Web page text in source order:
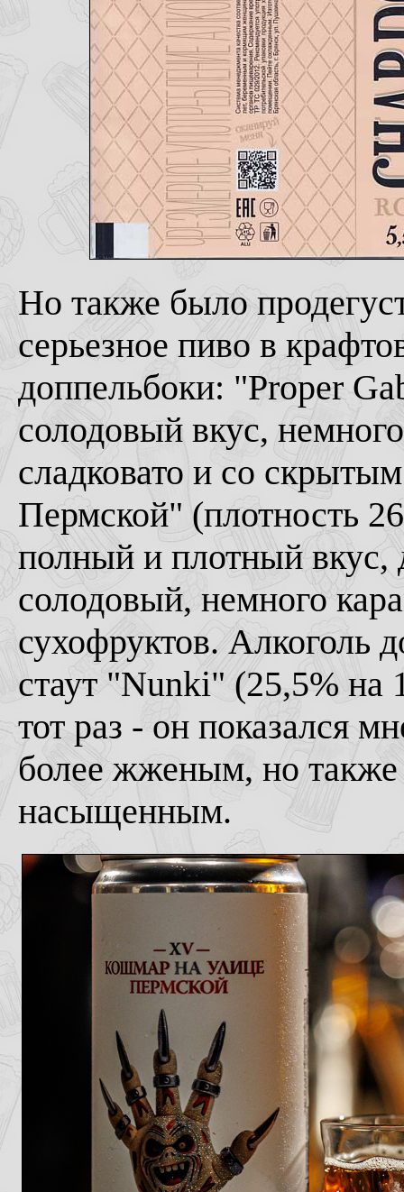
Но также было
серьезное пиво в
доппельбоки: "Proper
солодовый вкус,
сладковато и со
Пермской" (плотность
полный и плотный вкус,
солодовый, немного
сухофруктов. Алкоголь
стаут "Nunki" (25,5% на
тот раз - он показался
более жженым, но
насыщенным.